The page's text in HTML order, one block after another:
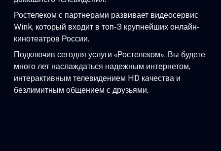
Ростелеком с партнерами развивает видеосервис
Wink, который входит в топ-3 крупнейших онлайн-
кинотеатров России.
Подключив сегодня услуги «Ростелеком», Вы будете
много лет наслаждаться надежным интернетом,
интерактивным телевидением HD качества и
безлимитным общением с друзьями.